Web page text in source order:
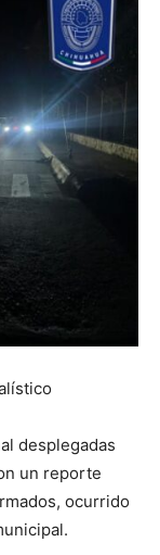
desplegadas
un reporte
ocurrido